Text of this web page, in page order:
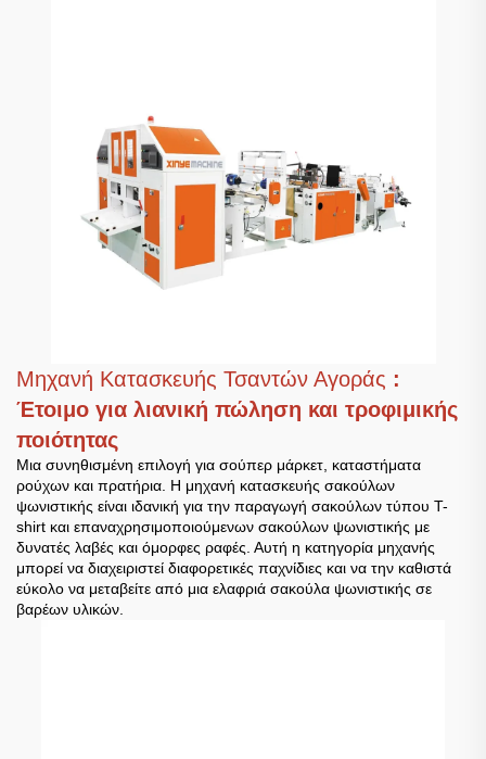
Μηχανή Κατασκευής Τσαντών Αγοράς :
Έτοιμο για λιανική πώληση και τροφιμικής
ποιότητας
Μια συνηθισμένη επιλογή για σούπερ μάρκετ, καταστήματα
ρούχων και πρατήρια. Η μηχανή κατασκευής σακούλων
ψωνιστικής είναι ιδανική για την παραγωγή σακούλων τύπου T-
shirt και επαναχρησιμοποιούμενων σακούλων ψωνιστικής με
δυνατές λαβές και όμορφες ραφές. Αυτή η κατηγορία μηχανής
μπορεί να διαχειριστεί διαφορετικές παχνίδιες και να την καθιστά
εύκολο να μεταβείτε από μια ελαφριά σακούλα ψωνιστικής σε
βαρέων υλικών.